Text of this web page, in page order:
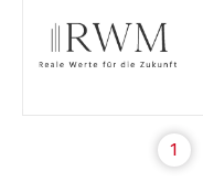
1